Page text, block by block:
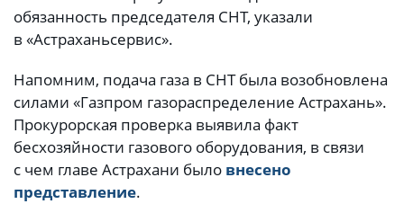
обязанность председателя СНТ, указали
в «Астраханьсервис».
Напомним, подача газа в СНТ была возобновлена
силами «Газпром газораспределение Астрахань».
Прокурорская проверка выявила факт
бесхозяйности газового оборудования, в связи
с чем главе Астрахани было внесено
представление.